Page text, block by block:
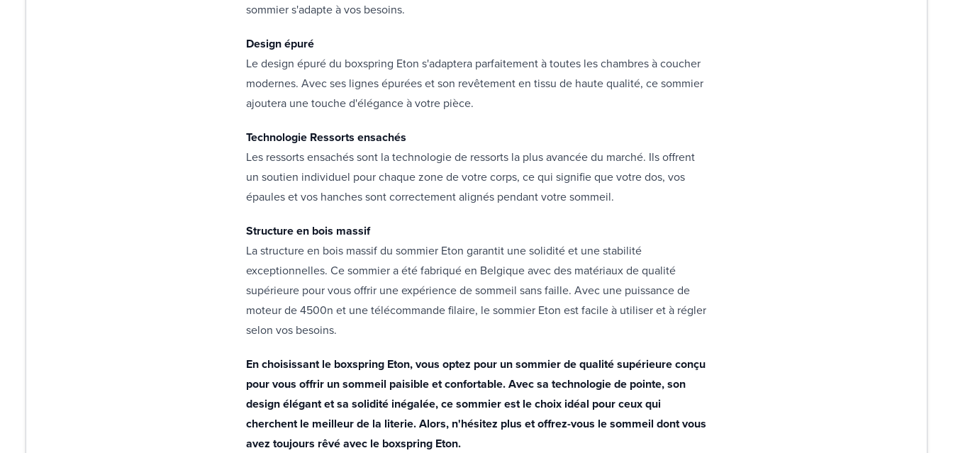
sommier s'adapte à vos besoins.
Design épuré
Le design épuré du boxspring Eton s'adaptera parfaitement à toutes les chambres à coucher
modernes. Avec ses lignes épurées et son revêtement en tissu de haute qualité, ce sommier
ajoutera une touche d'élégance à votre pièce.
Technologie Ressorts ensachés
Les ressorts ensachés sont la technologie de ressorts la plus avancée du marché. Ils offrent
un soutien individuel pour chaque zone de votre corps, ce qui signifie que votre dos, vos
épaules et vos hanches sont correctement alignés pendant votre sommeil.
Structure en bois massif
La structure en bois massif du sommier Eton garantit une solidité et une stabilité
exceptionnelles. Ce sommier a été fabriqué en Belgique avec des matériaux de qualité
supérieure pour vous offrir une expérience de sommeil sans faille. Avec une puissance de
moteur de 4500n et une télécommande filaire, le sommier Eton est facile à utiliser et à régler
selon vos besoins.
En choisissant le boxspring Eton, vous optez pour un sommier de qualité supérieure conçu
pour vous offrir un sommeil paisible et confortable. Avec sa technologie de pointe, son
design élégant et sa solidité inégalée, ce sommier est le choix idéal pour ceux qui
cherchent le meilleur de la literie. Alors, n'hésitez plus et offrez-vous le sommeil dont vous
avez toujours rêvé avec le boxspring Eton.